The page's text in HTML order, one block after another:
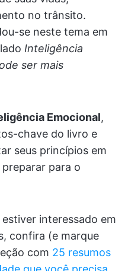
no trânsito.
se neste tema em
Inteligência
ser mais
Emocional,
chave do livro e
seus princípios em
para o
interessado em
confira (e marque
com 25 resumos